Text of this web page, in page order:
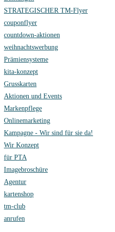
STRATEGISCHER TM-Flyer
couponflyer
countdown-aktionen
weihnachtswerbung
Prämiensysteme
kita-konzept
Grusskarten
Aktionen und Events
Markenpflege
Onlinemarketing
Kampagne - Wir sind für sie da!
Wir Konzept
für PTA
Imagebroschüre
Agentur
kartenshop
tm-club
anrufen